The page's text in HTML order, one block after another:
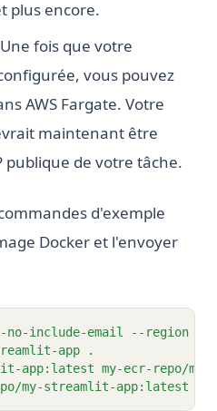
plus encore.
fois que votre
vous pouvez
AWS Fargate. Votre
maintenant être
publique de votre tâche.
d'exemple
Docker et l'envoyer
no-include-email --region
app
.
app:latest my-ecr-repo/
my-streamlit-app:latest